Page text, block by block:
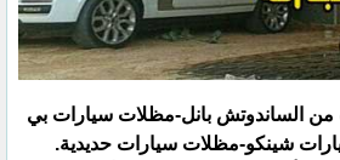
الساندوتش بانل-مظلات سيارات بي
شينكو-مظلات سيارات حديدية.‏